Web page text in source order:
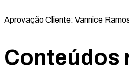
Aprovação Cliente: Vannice
Conteúdos